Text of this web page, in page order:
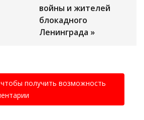
войны и жителей
блокадного
Ленинграда »
получить возможность